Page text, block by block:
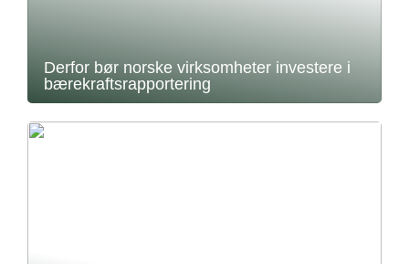
Derfor bør norske virksomheter investere i
bærekraftsrapportering